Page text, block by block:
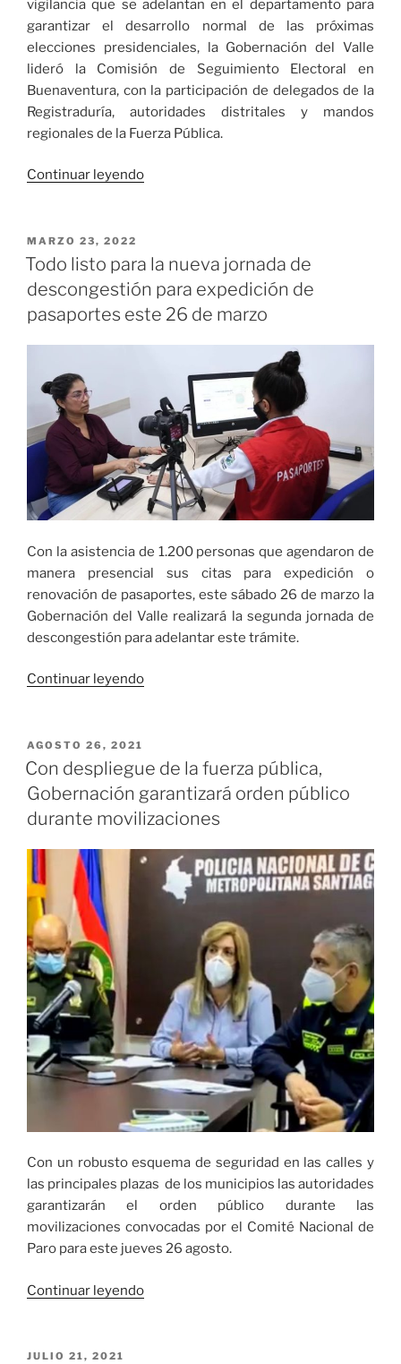
compromiso
para
que
Cali
vigilancia que se adelantan en el departamento para
garantizar el desarrollo normal de las próximas
elecciones presidenciales, la Gobernación del Valle
lideró la Comisión de Seguimiento Electoral en
Buenaventura, con la participación de delegados de la
Registraduría, autoridades distritales y mandos
regionales de la Fuerza Pública.
Continuar leyendo«Gobierno
Comisión
Seguimiento
en
Buenaventura
elecciones
presidenciales»
PUBLICADO
EL
MARZO 23, 2022
Todo listo para la nueva jornada de
descongestión para expedición de
pasaportes este 26 de marzo
Con la asistencia de 1.200 personas que agendaron de
manera presencial sus citas para expedición o
renovación de pasaportes, este sábado 26 de marzo la
Gobernación del Valle realizará la segunda jornada de
descongestión para adelantar este trámite.
Continuar leyendo«Todo
nueva
jornada
de
descongestión
para
expedición
marzo»
PUBLICADO
EL
AGOSTO 26, 2021
Con despliegue de la fuerza pública,
Gobernación garantizará orden público
durante movilizaciones
Con un robusto esquema de seguridad en las calles y
las principales plazas de los municipios las autoridades
garantizarán el orden público durante las
movilizaciones convocadas por el Comité Nacional de
Paro para este jueves 26 agosto.
Continuar leyendo«Con
PUBLICADO
JULIO 21, 2021